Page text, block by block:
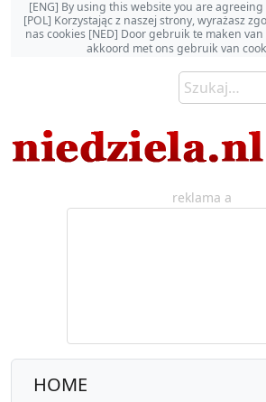
[ENG] By using this website you are
[POL] Korzystając z naszej strony, wyrażasz
nas cookies [NED] Door gebruik te maken
akkoord met ons gebruik van
reklama a
HOME